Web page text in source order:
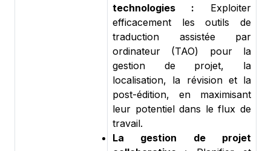
technologies : Exploiter
efficacement les outils de
traduction assistée par
ordinateur (TAO) pour la
gestion de projet, la
localisation, la révision et la
post-édition, en maximisant
leur potentiel dans le flux de
travail.
La gestion de projet